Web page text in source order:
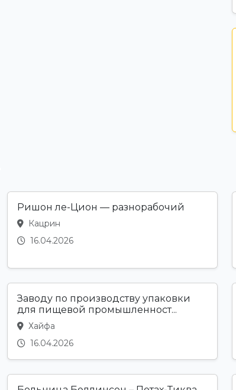
Ришон ле-Цион — разнорабочий
Кацрин
16.04.2026
Заводу по производству упаковки
для пищевой промышленност...
Хайфа
16.04.2026